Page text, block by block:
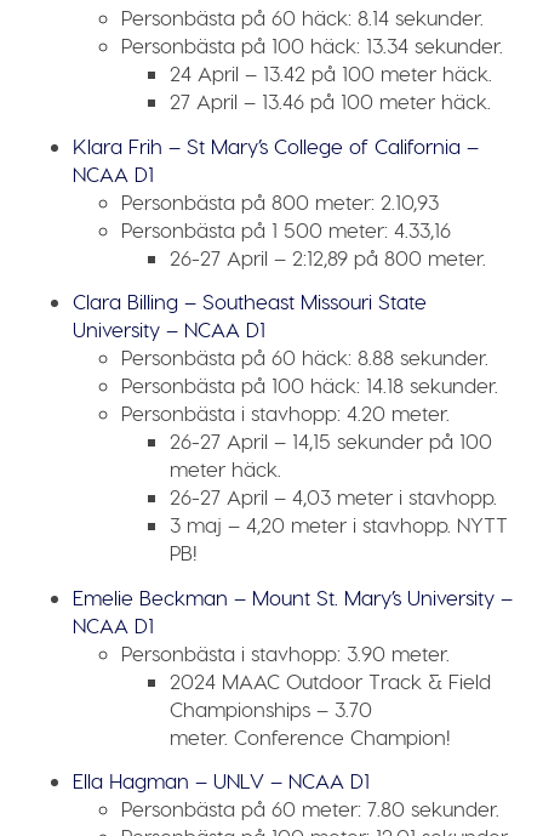
Personbästa på 60 häck:8.14 sekunder.
Personbästa på 100 häck: 13.34 sekunder.
24 April – 13.42 på 100 meter häck.
27 April – 13.46 på 100 meter häck.
Klara Frih – St Mary’s College of California –
NCAA D1
Personbästa på 800 meter:2.10,93
Personbästa på 1 500 meter:4.33,16
26-27 April – 2:12,89 på 800 meter.
Clara Billing – Southeast Missouri State
University – NCAA D1
Personbästa på 60 häck:8.88 sekunder.
Personbästa på 100 häck: 14.18 sekunder.
Personbästa i stavhopp: 4.20 meter.
26-27 April – 14,15 sekunder på 100
meter häck.
26-27 April – 4,03 meter i stavhopp.
3 maj – 4,20 meter i stavhopp. NYTT
PB!
Emelie Beckman – Mount St. Mary’s University –
NCAA D1
Personbästa i stavhopp: 3.90 meter.
2024 MAAC Outdoor Track & Field
Championships – 3.70
meter.Conference Champion!
Ella Hagman – UNLV – NCAA D1
Personbästa på 60 meter:7.80 sekunder.